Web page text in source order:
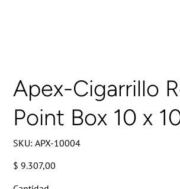
Apex-Cigarrillo
Point Box 10 x
SKU:
SKU
APX-
APX-10004
Precio
$ 9.307,00